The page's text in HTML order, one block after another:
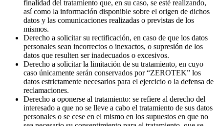
finalidad del tratamiento que, en su caso, se esté realizando,
así como la información disponible sobre el origen de dichos
datos y las comunicaciones realizadas o previstas de los
mismos.
Derecho a solicitar su rectificación, en caso de que los datos
personales sean incorrectos o inexactos, o supresión de los
datos que resulten ser inadecuados o excesivos.
Derecho a solicitar la limitación de su tratamiento, en cuyo
caso únicamente serán conservados por “ZEROTEK” los
datos estrictamente necesarios para el ejercicio o la defensa de
reclamaciones.
Derecho a oponerse al tratamiento: se refiere al derecho del
interesado a que no se lleve a cabo el tratamiento de sus datos
personales o se cese en el mismo en los supuestos en que no